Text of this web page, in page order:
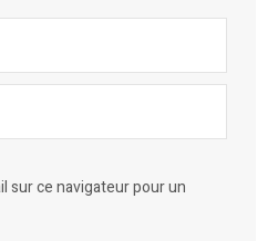
sur ce navigateur pour un